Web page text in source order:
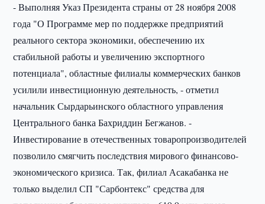
- Выполняя Указ Президента страны от 28 ноября 2008
года "О Программе мер по поддержке предприятий
реального сектора экономики, обеспечению их
стабильной работы и увеличению экспортного
потенциала", областные филиалы коммерческих банков
усилили инвестиционную деятельность, - отметил
начальник Сырдарьинского областного управления
Центрального банка Бахриддин Бегжанов. -
Инвестирование в отечественных товаропроизводителей
позволило смягчить последствия мирового финансово-
экономического кризиса. Так, филиал Асакабанка не
только выделил СП "Сарбонтекс" средства для